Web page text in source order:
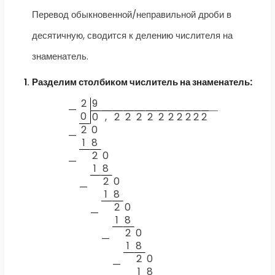
Перевод обыкновенной/неправильной дроби в
десятичную, сводится к делению числителя на
знаменатель.
Разделим столбиком числитель на знаменатель:
— 2 9
0 0 , 2 2 2 2 2 2 2 222
— 2 0
1 8
—
2 0
1 8
—
2 0
1 8
—
2 0
1 8
—
2 0
1 8
—
2 0
1 8